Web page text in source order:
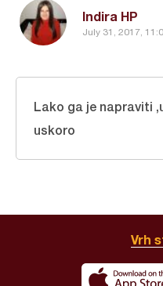
Indira HP
July 31, 2017,
Lako ga je napraviti
uskoro
Vrh